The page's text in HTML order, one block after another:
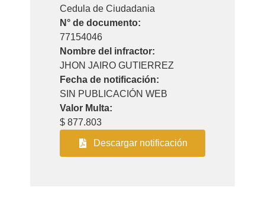
Cedula de Ciudadania
N° de documento:
77154046
Nombre del infractor:
JHON JAIRO GUTIERREZ
Fecha de notificación:
SIN PUBLICACIÓN WEB
Valor Multa:
$ 877.803
Descargar notificación